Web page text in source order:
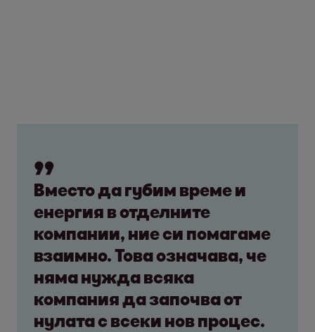
Вместо да губим време и
енергия в отделните
компании, ние си помагаме
взаимно. Това означава, че
няма нужда всяка
компания да започва от
нулата с всеки нов процес.